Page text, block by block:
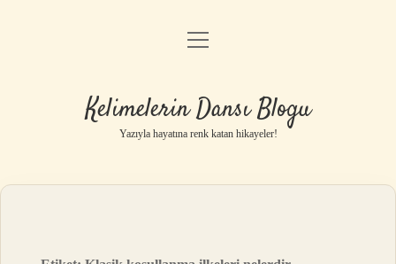
Anasayfa
Yasal Uyarı
menüyü
Kelimelerin Dansı Blogu
Yazıyla hayatına renk katan hikayeler!